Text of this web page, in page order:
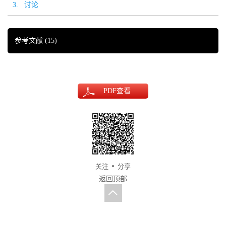
3. 讨论
参考文献 (15)
PDF查看
关注
分享
返回顶部